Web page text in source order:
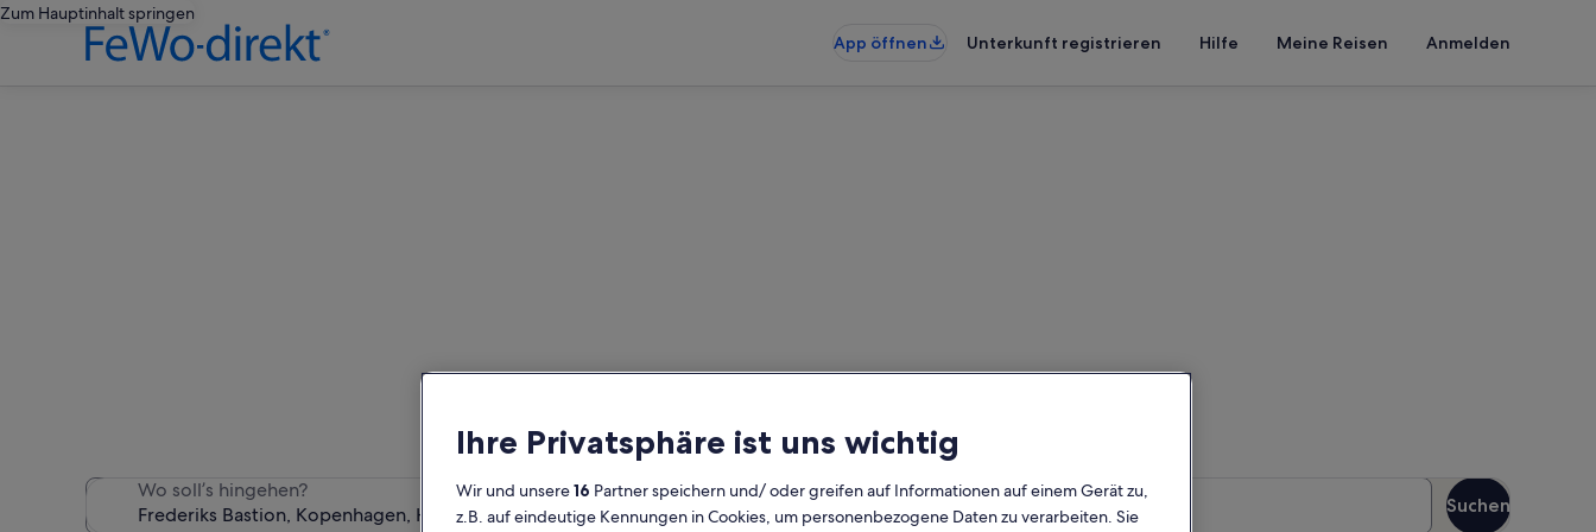
Zum Hauptinhalt springen
App öffnen
Unterkunft registrieren Hilfe Meine Reisen Anmelden
Wir haben 927 Ferienunterkünfte gefunden. Bitte gib deinen Reisezeitraum an, um die
Verfügbarkeit zu prüfen.
Wo soll’s hingehen? Daten
Gäste
2 Gäste
Suchen
Ihre Privatsphäre ist uns wichtig
Wir und unsere16 Partner speichern und/ oder greifen auf Informationen auf einem Gerät zu,
z.B. auf eindeutige Kennungen in Cookies, um personenbezogene Daten zu verarbeiten. Sie